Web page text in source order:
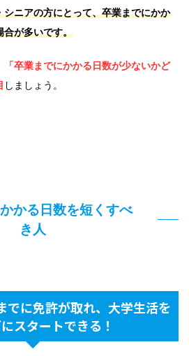
ニアの方にとって、卒業までにかか
合が多いです。
「卒業までにかかる日数が少ないかど
しましょう。
かる日数を短くすべ
き人
でに免許が取れ、大学生活を
スタートできる！